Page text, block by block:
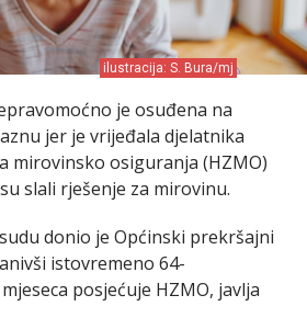
ilustracija: S. Bura/mj
je osuđena na
jer je vrijeđala djelatnika
mirovinsko osiguranja (HZMO)
slali rješenje za mirovinu.
donio je Općinski prekršajni
istovremeno 64-
posjećuje HZMO, javlja